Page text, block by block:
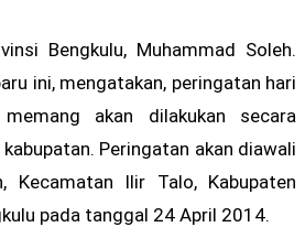
Bengkulu, Muhammad Soleh.
ini, mengatakan, peringatan hari
akan dilakukan secara
Peringatan akan diawali
Kecamatan Ilir Talo, Kabupaten
pada tanggal 24 April 2014.